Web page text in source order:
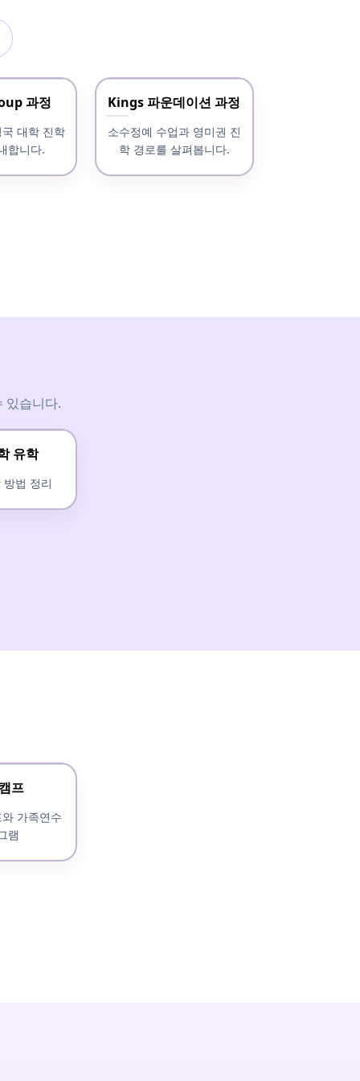
과정
대학 진학
합니다.
Kings 파운데이션 과정
소수정예 수업과 영미권 진
학 경로를 살펴봅니다.
있습니다.
유학
법 정리
프
가족연수
램